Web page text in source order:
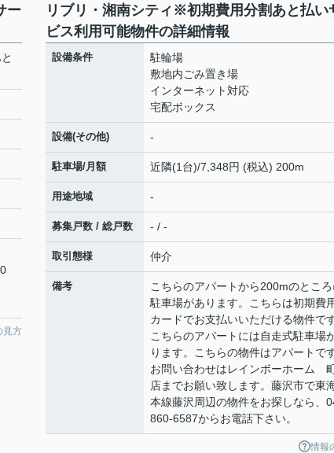
ー
見方
リブリ・湘南シティ※初期費用分割あと払い
ビス利用可能物件の詳細情報
設備条件
駐輪場
敷地内ごみ置き場
インターネット対応
宅配ボックス
設備(その他) -
駐車場/月額 近隣(1台)/7,348円 (税込) 200m
用途地域 -
募集戸数 / 総戸数 - / -
取引態様 仲介
備考
こちらのアパートから200mのところ
駐車場があります。こちらは初期費
カードでお支払いいただける物件です
こちらのアパートには自走式駐車場
ります。こちらの物件はアパートです
お問い合わせはレインボーホーム
店までお願い致します。藤沢市で東
本線藤沢周辺の物件をお探しなら、
860-6587からお電話下さい。
情報